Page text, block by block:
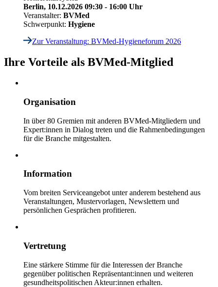
Berlin, 10.12.2026 09:30 - 16:00 Uhr
Veranstalter: BVMed
Schwerpunkt: Hygiene
Zur Veranstaltung: BVMed-Hygieneforum 2026
Ihre Vorteile als BVMed-Mitglied
Organisation
In über 80 Gremien mit anderen BVMed-Mitgliedern und
Expert:innen in Dialog treten und die Rahmenbedingungen
für die Branche mitgestalten.
Information
Vom breiten Serviceangebot unter anderem bestehend aus
Veranstaltungen, Mustervorlagen, Newslettern und
persönlichen Gesprächen profitieren.
Vertretung
Eine stärkere Stimme für die Interessen der Branche
gegenüber politischen Repräsentant:innen und weiteren
gesundheitspolitischen Akteur:innen erhalten.